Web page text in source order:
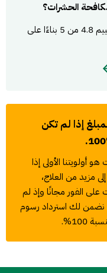
الحشرات؟
تم تصنيف أوركيدا لمكافحة الحشرات بتقييم 4.8 من 5 بناءًا على
إذا لم تكن
أولويتنا الأولى إذا
مزيد من العلاج،
الفور مجانًا وإذ لم
نضمن لك استرداد رسوم